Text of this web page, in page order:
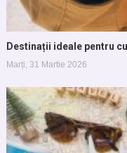
Destinații ideale pentru
Marți, 31 Martie 2026